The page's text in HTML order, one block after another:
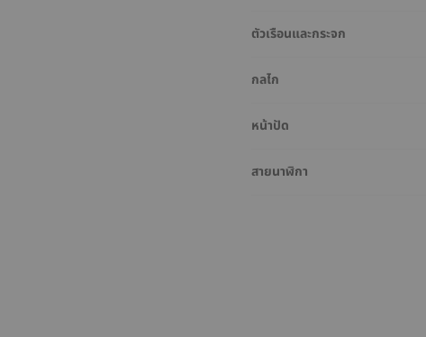
ตัวเรือนและกระจก
กลไก
หน้าปัด
สายนาฬิกา